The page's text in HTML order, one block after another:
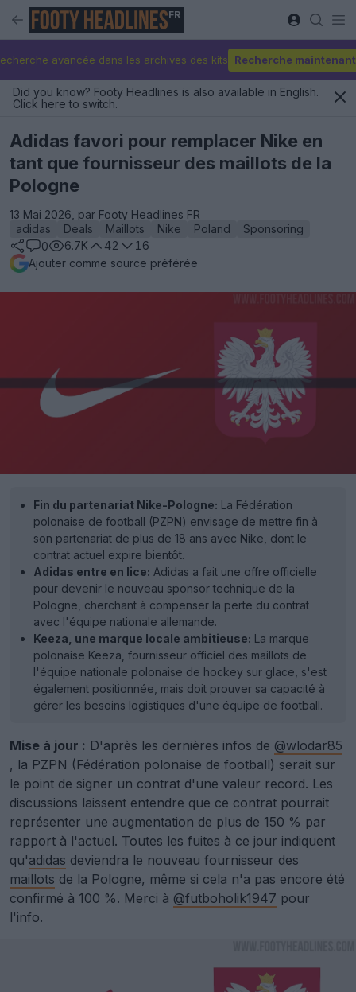
FR
avancée dans les archives des kits Recherche maintenant
Did you know? Footy Headlines is also available in English.
Click here to switch.
Adidas favori pour remplacer Nike en
tant que fournisseur des maillots de la
Pologne
13 Mai 2026, par Footy Headlines FR
adidas
Deals Maillots Nike Poland
Sponsoring
0
6.7K 42
16
Ajouter comme source préférée
Fin du partenariat Nike-Pologne: La Fédération
polonaise de football (PZPN) envisage de mettre fin à
son partenariat de plus de 18 ans avec Nike, dont le
contrat actuel expire bientôt.
Adidas entre en lice: Adidas a fait une offre officielle
pour devenir le nouveau sponsor technique de la
Pologne, cherchant à compenser la perte du contrat
avec l'équipe nationale allemande.
Keeza, une marque locale ambitieuse: La marque
polonaise Keeza, fournisseur officiel des maillots de
l'équipe nationale polonaise de hockey sur glace, s'est
également positionnée, mais doit prouver sa capacité à
gérer les besoins logistiques d'une équipe de football.
Mise à jour : D'après les dernières infos de @wlodar85
, la PZPN (Fédération polonaise de football) serait sur
le point de signer un contrat d'une valeur record. Les
discussions laissent entendre que ce contrat pourrait
représenter une augmentation de plus de 150 % par
rapport à l'actuel. Toutes les fuites à ce jour indiquent
qu'adidas deviendra le nouveau fournisseur des
maillots de la Pologne, même si cela n'a pas encore été
confirmé à 100 %. Merci à @futboholik1947 pour
l'info.